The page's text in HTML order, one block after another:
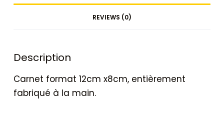
REVIEWS (0)
Description
Carnet format 12cm x8cm, entièrement
fabriqué à la main.